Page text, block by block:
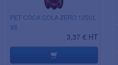
PET COCA COLA ZERO 125CL
X6
3,37 € HT